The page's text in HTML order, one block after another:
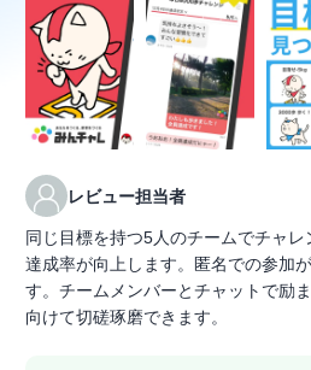
レビュー担当者
同じ目標を持つ5人のチームでチャ
達成率が向上します。匿名での参加
す。チームメンバーとチャットで励
向けて切磋琢磨できます。